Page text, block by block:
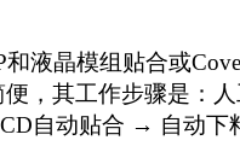
液晶模组贴合或
，其工作步骤是
动贴合 → 自动下